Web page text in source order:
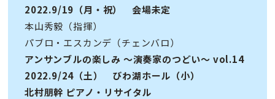
2022.9/19（月・祝） 会場未定
本山秀毅（指揮）
パブロ・エスカンデ（チェンバロ）
アンサンブルの楽しみ 〜演奏家のつどい〜 vol.14
2022.9/24（土） びわ湖ホール（小）
北村朋幹 ピアノ・リサイタル